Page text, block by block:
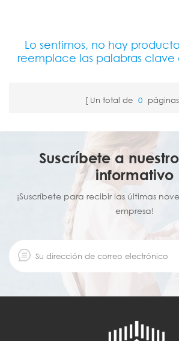
Lo sentimos, no hay
reemplace las palabras clave
Un total de 0 páginas
Suscríbete a
informativo
¡Suscríbete para recibir las últimas
empresa!